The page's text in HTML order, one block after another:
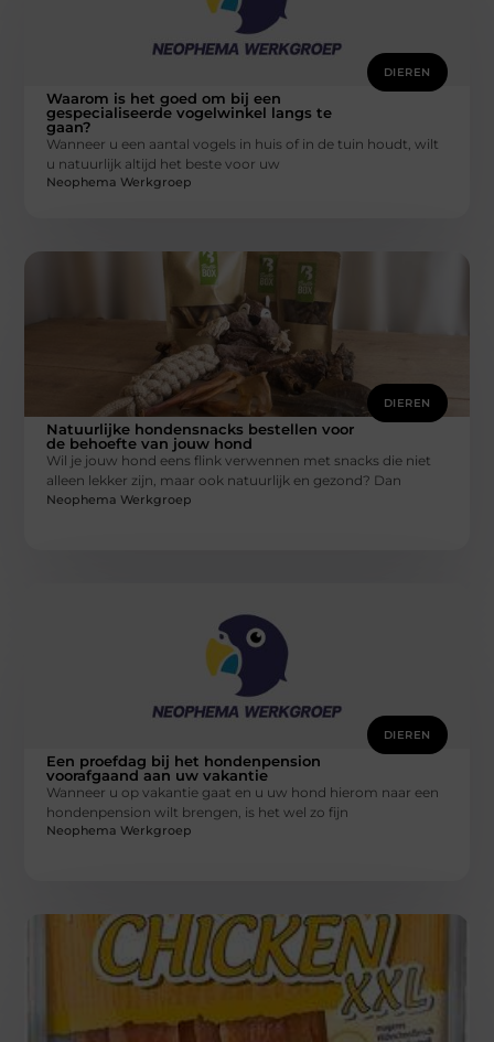
DIEREN
Waarom is het goed om bij een
gespecialiseerde vogelwinkel langs te
gaan?
Wanneer u een aantal vogels in huis of in de tuin houdt, wilt
u natuurlijk altijd het beste voor uw
Neophema Werkgroep
DIEREN
Natuurlijke hondensnacks bestellen voor
de behoefte van jouw hond
Wil je jouw hond eens flink verwennen met snacks die niet
alleen lekker zijn, maar ook natuurlijk en gezond? Dan
Neophema Werkgroep
DIEREN
Een proefdag bij het hondenpension
voorafgaand aan uw vakantie
Wanneer u op vakantie gaat en u uw hond hierom naar een
hondenpension wilt brengen, is het wel zo fijn
Neophema Werkgroep